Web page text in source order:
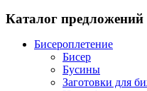
Каталог предложений
Бисероплетение
Бисер
Бусины
Заготовки для